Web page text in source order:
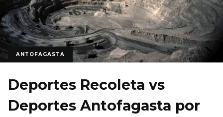
ANTOFAGASTA
Deportes Recoleta vs
Deportes Antofagasta por